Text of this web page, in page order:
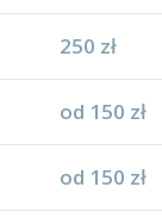
250 zł
od 150 zł
od 150 zł